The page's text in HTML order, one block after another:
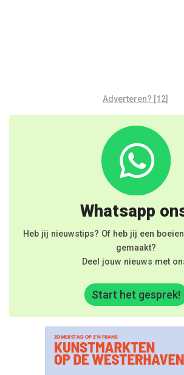
Adverteren? [12]
Whatsapp
Heb jij nieuwstips? Of heb jij een
gemaakt?
Deel jouw nieuws met
Start het gesprek!